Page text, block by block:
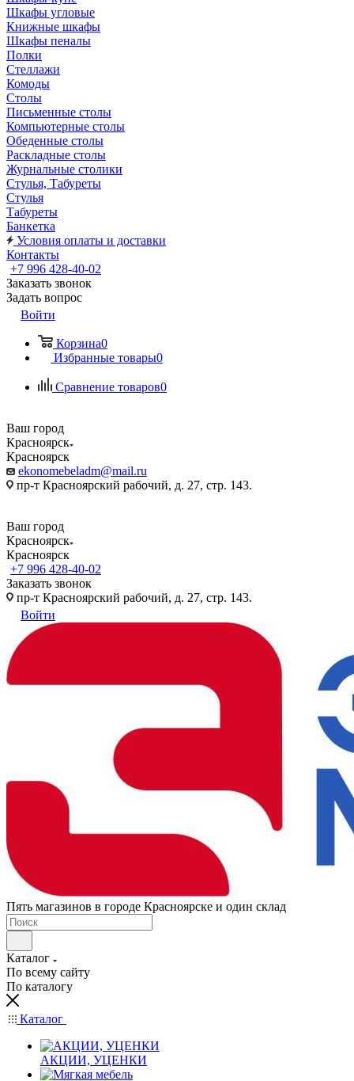
Шкафы угловые
Книжные шкафы
Шкафы пеналы
Полки
Стеллажи
Комоды
Столы
Письменные столы
Компьютерные столы
Обеденные столы
Раскладные столы
Журнальные столики
Стулья, Табуреты
Стулья
Табуреты
Банкетка
Условия оплаты и доставки
Контакты
+7 996 428-40-02
Заказать звонок
Задать вопрос
Войти
Корзина0
Избранные товары0
Сравнение товаров0
Ваш город
Красноярск
Красноярск
ekonomebeladm@mail.ru
пр-т Красноярский рабочий, д. 27, стр. 143.
Ваш город
Красноярск
Красноярск
+7 996 428-40-02
Заказать звонок
пр-т Красноярский рабочий, д. 27, стр. 143.
Войти
Пять магазинов в городе Красноярске и один склад
Каталог
По всему сайту
По каталогу
Каталог
АКЦИИ, УЦЕНКИ